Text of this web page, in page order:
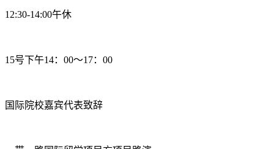
12:30-14:00午休
15号下午14：00～17：00
国际院校嘉宾代表致辞